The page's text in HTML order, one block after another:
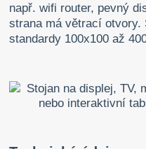
např. wifi router, pevný
strana má větrací otvory.
standardy 100x100 až